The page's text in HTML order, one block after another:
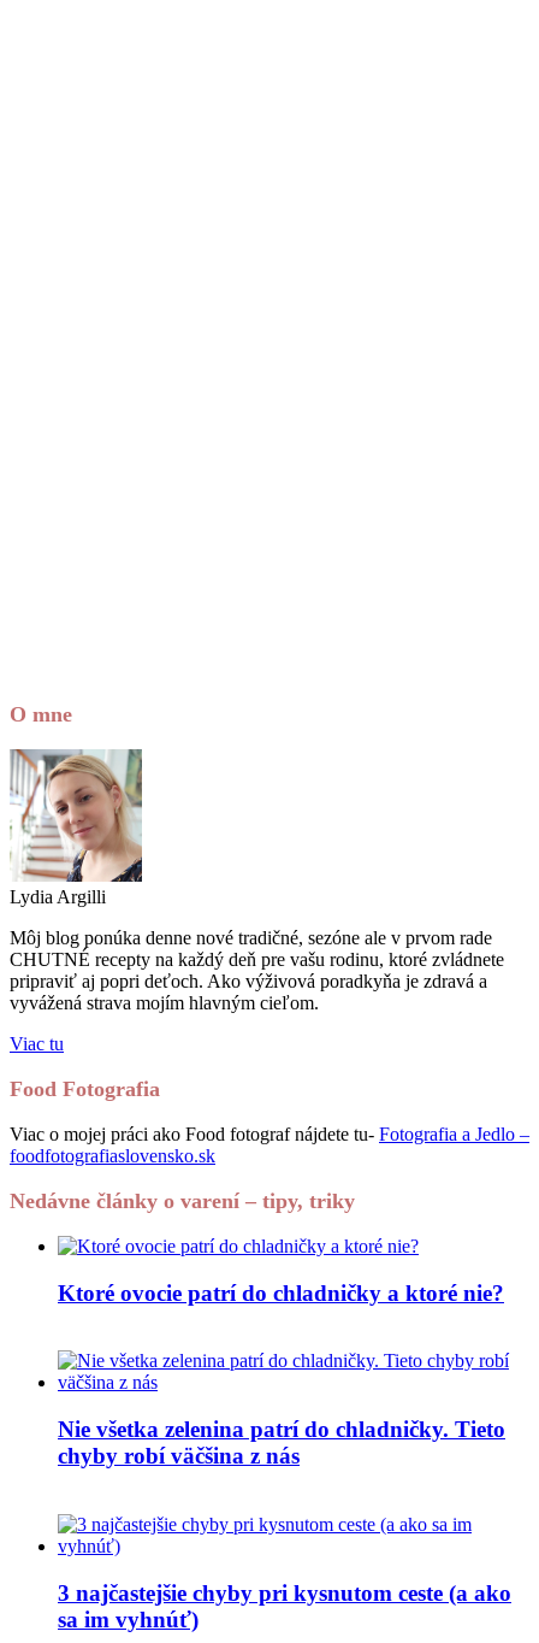
O mne
Lydia Argilli
Môj blog ponúka denne nové tradičné, sezóne ale v prvom rade
CHUTNÉ recepty na každý deň pre vašu rodinu, ktoré zvládnete
pripraviť aj popri deťoch. Ako výživová poradkyňa je zdravá a
vyvážená strava mojím hlavným cieľom.
Viac tu
Food Fotografia
Viac o mojej práci ako Food fotograf nájdete tu- Fotografia a Jedlo –
foodfotografiaslovensko.sk
Nedávne články o varení – tipy, triky
Ktoré ovocie patrí do chladničky a ktoré nie?
Nie všetka zelenina patrí do chladničky. Tieto
chyby robí väčšina z nás
3 najčastejšie chyby pri kysnutom ceste (a ako
sa im vyhnúť)